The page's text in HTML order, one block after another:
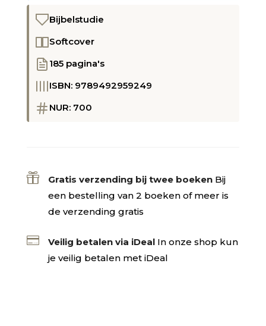
Bijbelstudie
Softcover
185 pagina's
ISBN: 9789492959249
NUR: 700
 Gratis verzending bij twee boeken Bij
een bestelling van 2 boeken of meer is
de verzending gratis
 Veilig betalen via iDeal In onze shop kun
je veilig betalen met iDeal